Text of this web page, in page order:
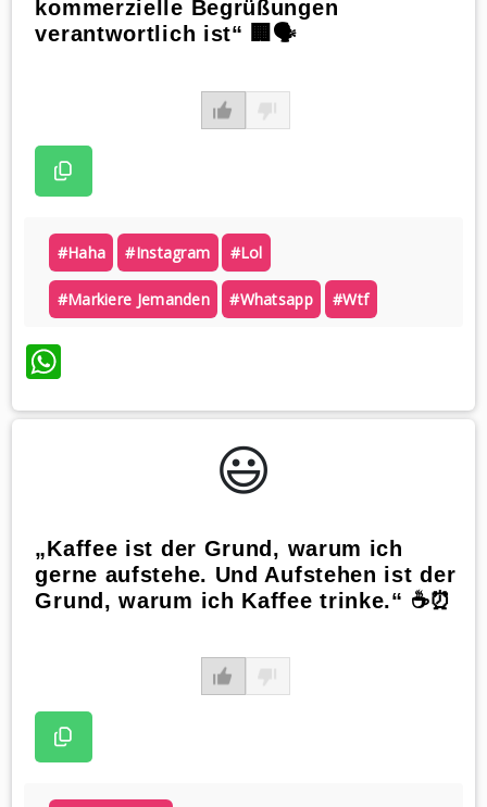
kommerzielle Begrüßungen
verantwortlich ist“ 🏢🗣️
#haha #instagram #lol
#markiere Jemanden #whatsapp #wtf
WhatsApp
😃️
„Kaffee ist der Grund, warum ich
gerne aufstehe. Und Aufstehen ist der
Grund, warum ich Kaffee trinke.“ ☕️⏰